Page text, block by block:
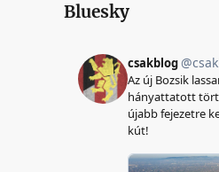
Bluesky